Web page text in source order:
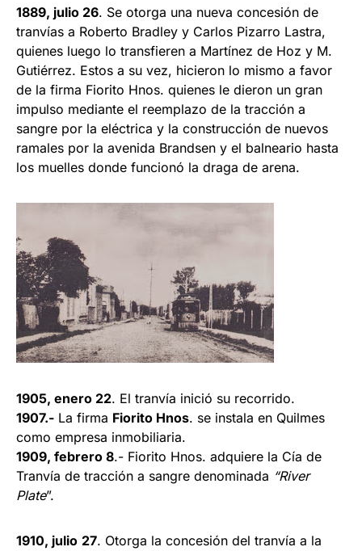
1889, julio 26. Se otorga una nueva concesión de
tranvías a Roberto Bradley y Carlos Pizarro Lastra,
quienes luego lo transfieren a Martínez de Hoz y M.
Gutiérrez. Estos a su vez, hicieron lo mismo a favor
de la firma Fiorito Hnos. quienes le dieron un gran
impulso mediante el reemplazo de la tracción a
sangre por la eléctrica y la construcción de nuevos
ramales por la avenida Brandsen y el balneario hasta
los muelles donde funcionó la draga de arena.
1905, enero 22. El tranvía inició su recorrido.
1907.- La firma Fiorito Hnos. se instala en Quilmes
como empresa inmobiliaria.
1909, febrero 8.- Fiorito Hnos. adquiere la Cía de
Tranvía de tracción a sangre denominada “River
Plate”.
1910, julio 27. Otorga la concesión del tranvía a la